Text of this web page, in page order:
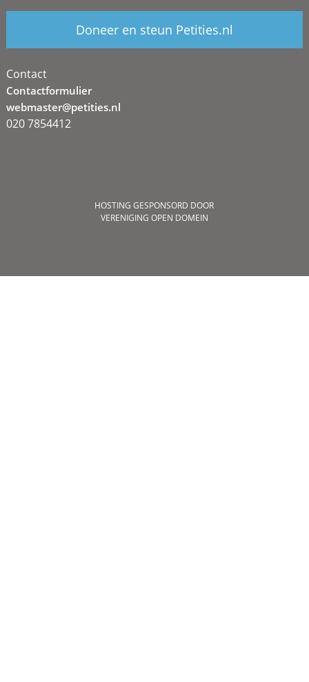
Doneer en steun Petities.nl
Contact
Contactformulier
webmaster@petities.nl
020 7854412
HOSTING GESPONSORD DOOR
VERENIGING OPEN DOMEIN